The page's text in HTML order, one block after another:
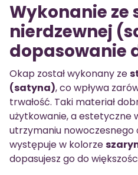
Wykonanie ze
nierdzewnej
dopasowanie
Okap został wykonany ze
(satyna), co wpływa
trwałość. Taki materiał
użytkowanie, a estetyczne
utrzymaniu
występuje w kolorze
dopasujesz go do